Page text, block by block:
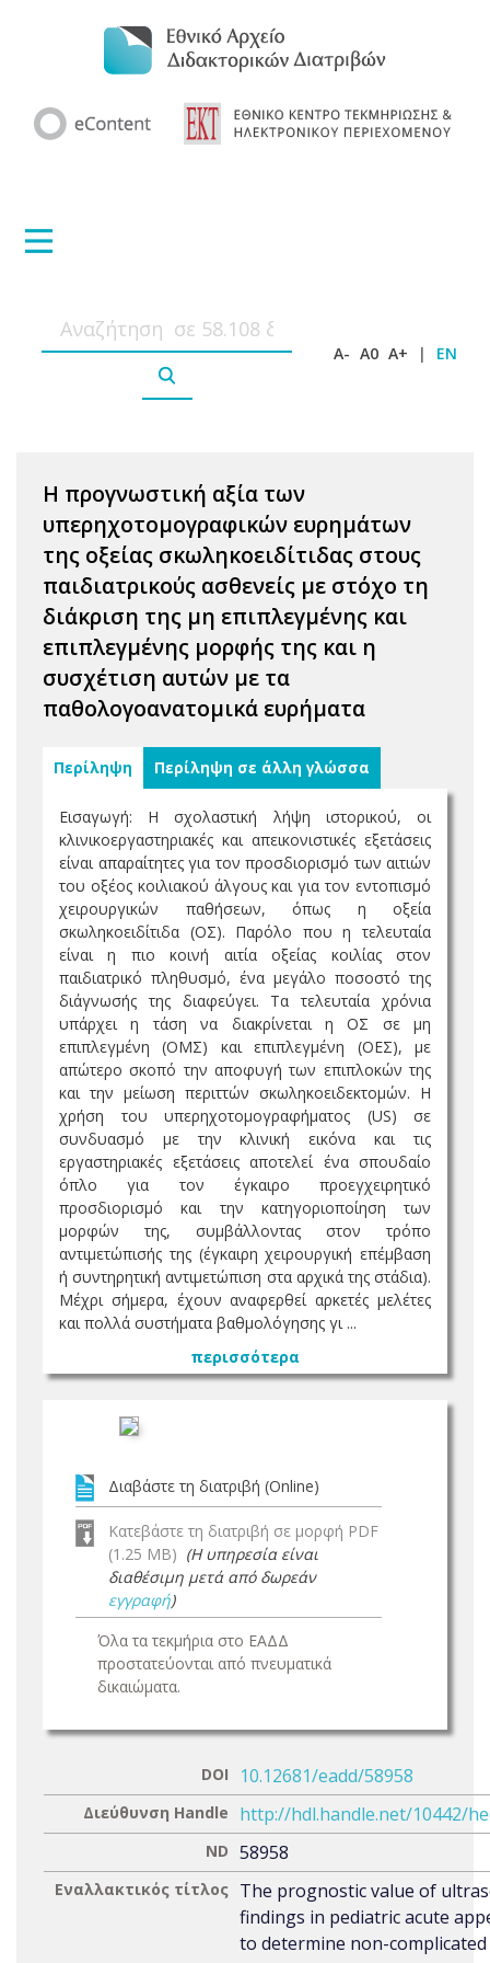
A- A0 A+ | EN
Η προγνωστική αξία των
υπερηχοτομογραφικών ευρημάτων
της οξείας σκωληκοειδίτιδας στους
παιδιατρικούς ασθενείς με στόχο τη
διάκριση της μη επιπλεγμένης και
επιπλεγμένης μορφής της και η
συσχέτιση αυτών με τα
παθολογοανατομικά ευρήματα
Περίληψη Περίληψη σε άλλη γλώσσα
Εισαγωγή: Η σχολαστική λήψη ιστορικού, οι
κλινικοεργαστηριακές και απεικονιστικές εξετάσεις
είναι απαραίτητες για τον προσδιορισμό των αιτιών
του οξέος κοιλιακού άλγους και για τον εντοπισμό
χειρουργικών παθήσεων, όπως η οξεία
σκωληκοειδίτιδα (ΟΣ). Παρόλο που η τελευταία
είναι η πιο κοινή αιτία οξείας κοιλίας στον
παιδιατρικό πληθυσμό, ένα μεγάλο ποσοστό της
διάγνωσής της διαφεύγει. Τα τελευταία χρόνια
υπάρχει η τάση να διακρίνεται η ΟΣ σε μη
επιπλεγμένη (ΟΜΣ) και επιπλεγμένη (ΟΕΣ), με
απώτερο σκοπό την αποφυγή των επιπλοκών της
και την μείωση περιττών σκωληκοειδεκτομών. Η
χρήση του υπερηχοτομογραφήματος (US) σε
συνδυασμό με την κλινική εικόνα και τις
εργαστηριακές εξετάσεις αποτελεί ένα σπουδαίο
όπλο για τον έγκαιρο προεγχειρητικό
προσδιορισμό και την κατηγοριοποίηση των
μορφών της, συμβάλλοντας στον τρόπο
αντιμετώπισής της (έγκαιρη χειρουργική επέμβαση
ή συντηρητική αντιμετώπιση στα αρχικά της στάδια).
Μέχρι σήμερα, έχουν αναφερθεί αρκετές μελέτες
και πολλά συστήματα βαθμολόγησης γι ...
περισσότερα
Διαβάστε τη διατριβή (Online)
Κατεβάστε τη διατριβή σε μορφή PDF
(1.25 MB) (Η υπηρεσία είναι
διαθέσιμη μετά από δωρεάν
εγγραφή)
Όλα τα τεκμήρια στο ΕΑΔΔ
προστατεύονται από πνευματικά
δικαιώματα.
DOI 10.12681/eadd/58958
Διεύθυνση Handle http://hdl.handle.net/10442/
ND 58958
Εναλλακτικός τίτλος The prognostic value of
findings in pediatric acute
to determine non-